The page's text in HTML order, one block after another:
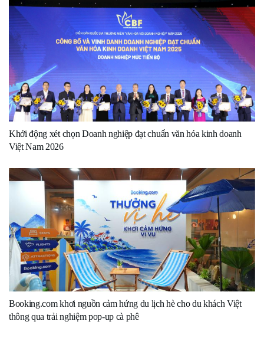
Khởi động xét chọn Doanh nghiệp đạt chuẩn văn hóa kinh doanh
Việt Nam 2026
Booking.com khơi nguồn cảm hứng du lịch hè cho du khách Việt
thông qua trải nghiệm pop-up cà phê